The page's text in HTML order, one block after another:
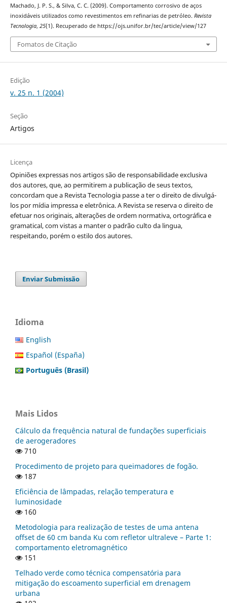
Machado, J. P. S., & Silva, C. C. (2009). Comportamento corrosivo de aços
inoxidáveis utilizados como revestimentos em refinarias de petróleo. Revista
Tecnologia, 25(1). Recuperado de https://ojs.unifor.br/tec/article/view/127
Fomatos de Citação
Edição
v. 25 n. 1 (2004)
Seção
Artigos
Licença
Opiniões expressas nos artigos são de responsabilidade exclusiva
dos autores, que, ao permitirem a publicação de seus textos,
concordam que a Revista Tecnologia passe a ter o direito de divulgá-
los por mídia impressa e eletrônica. A Revista se reserva o direito de
efetuar nos originais, alterações de ordem normativa, ortográfica e
gramatical, com vistas a manter o padrão culto da lingua,
respeitando, porém o estilo dos autores.
Enviar Submissão
Idioma
English
Español (España)
Português (Brasil)
Mais Lidos
Cálculo da frequência natural de fundações superficiais
de aerogeradores
710
Procedimento de projeto para queimadores de fogão.
187
Eficiência de lâmpadas, relação temperatura e
luminosidade
160
Metodologia para realização de testes de uma antena
offset de 60 cm banda Ku com refletor ultraleve – Parte 1:
comportamento eletromagnético
151
Telhado verde como técnica compensatória para
mitigação do escoamento superficial em drenagem
urbana